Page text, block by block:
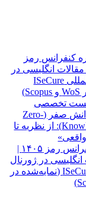
کنفرانس رمز
مقالات انگلیسی در
ژورنال بین‌المللی ISeCure
تخصصی
«اثبات‌های دانش صفر (Zero-
Knowledge Proofs): از نظریه تا
فراخوان کنفرانس رمز ۱۴۰۵ |
در ژورنال
بین‌المللی ISeCure (نمایه‌شده در